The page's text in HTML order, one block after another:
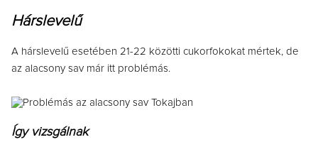
Hárslevelű
A hárslevelű esetében 21-22 közötti cukorfokokat mértek, de
az alacsony sav már itt problémás.
Így vizsgálnak